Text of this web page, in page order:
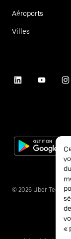
Aéroports
Villes
© 2026 Uber
«